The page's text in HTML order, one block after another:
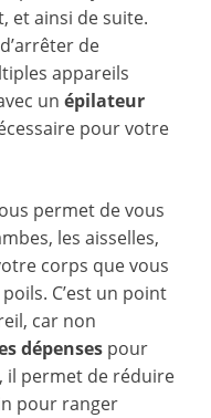
et ainsi de suite.
de
appareils
un épilateur
pour votre
permet de vous
les aisselles,
corps que vous
C’est un point
car non
dépenses pour
il permet de réduire
pour ranger